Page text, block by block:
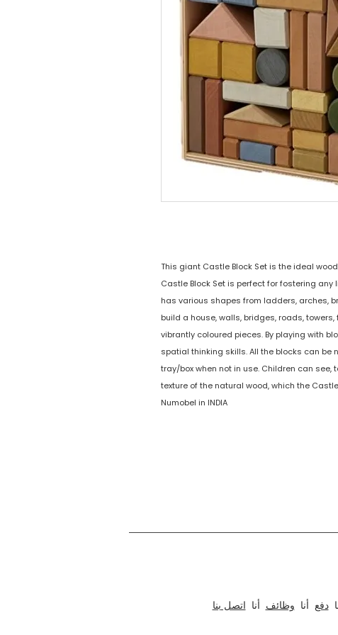
This giant Castle Block Set is the ideal
Castle Block Set is perfect for fostering
has various shapes from ladders, arches,
build a house, walls, bridges, roads,
vibrantly coloured pieces. By playing with
spatial thinking skills. All the blocks can be
tray/box when not in use. Children can
texture of the natural wood, which the
Numobel in INDIA
دفع أنا وظائف أنا اتصل بنا